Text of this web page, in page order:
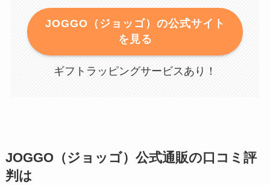
JOGGO（ジョッゴ）の公式サイト
を見る
ギフトラッピングサービスあり！
JOGGO（ジョッゴ）公式通販の口コミ評
判は